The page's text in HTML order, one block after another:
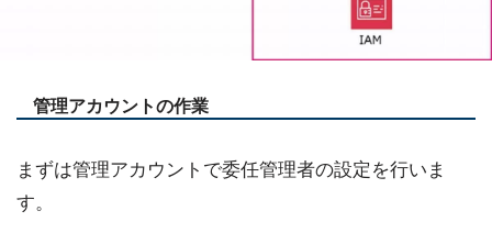
管理アカウントの作業
まずは管理アカウントで委任管理者の設定を行いま
す。